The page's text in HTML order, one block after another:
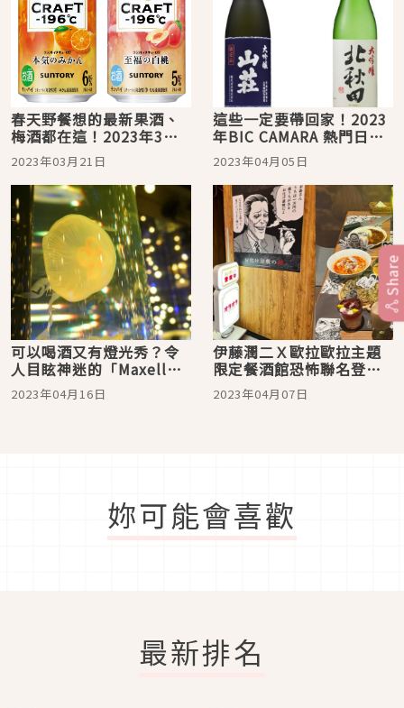
春天野餐想的最新果酒、
梅酒都在這！2023年3月
日本人氣酒類介紹
2023年03月21日
這些一定要帶回家！2023
年BIC CAMARA 熱門日本
清酒5選
2023年04月05日
可以喝酒又有燈光秀？令
人目眩神迷的「Maxell
Aqua Park品川」水族館
2023年04月16日
伊藤潤二Ｘ歐拉歐拉主題
限定餐酒館恐怖聯名登
場，等你來試膽
2023年04月07日
妳可能會喜歡
最新排名
Share